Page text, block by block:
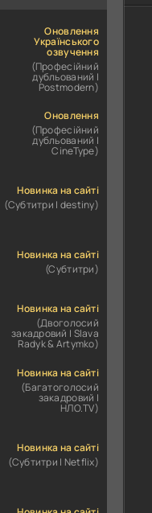
Оновлення
Українського
озвучення
(Професійний
дубльований |
Postmodern)
Оновлення
(Професійний
дубльований |
CineType)
Новинка на сайті
(Субтитри | destiny)
Новинка на сайті
(Субтитри)
Новинка на сайті
(Двоголосий
закадровий | Slava
Radyk & Artymko)
Новинка на сайті
(Багатоголосий
закадровий |
НЛО.TV)
Новинка на сайті
(Субтитри | Netflix)